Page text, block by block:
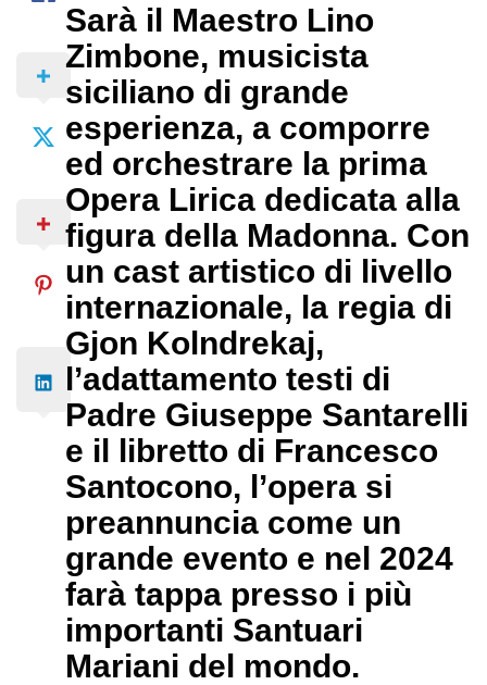
Sarà il Maestro Lino
Zimbone, musicista
siciliano di grande
esperienza, a comporre
ed orchestrare la prima
Opera Lirica dedicata alla
figura della Madonna. Con
un cast artistico di livello
internazionale, la regia di
Gjon Kolndrekaj,
l’adattamento testi di
Padre Giuseppe Santarelli
e il libretto di Francesco
Santocono, l’opera si
preannuncia come un
grande evento e nel 2024
farà tappa presso i più
importanti Santuari
Mariani del mondo.